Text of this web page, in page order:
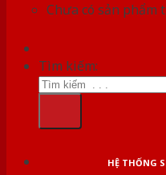
Chưa có sản phẩm
Tìm kiếm:
HỆ THỐNG